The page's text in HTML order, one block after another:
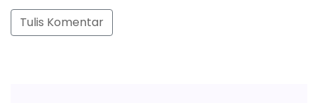
Tulis Komentar